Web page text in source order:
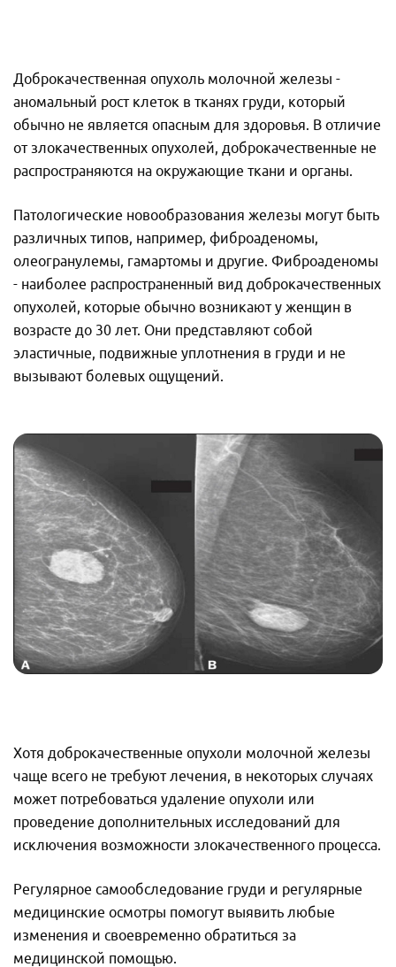
Доброкачественная опухоль молочной железы -
аномальный рост клеток в тканях груди, который
обычно не является опасным для здоровья. В отличие
от злокачественных опухолей, доброкачественные не
распространяются на окружающие ткани и органы.
Патологические новообразования железы могут быть
различных типов, например, фиброаденомы,
олеогранулемы, гамартомы и другие. Фиброаденомы
- наиболее распространенный вид доброкачественных
опухолей, которые обычно возникают у женщин в
возрасте до 30 лет. Они представляют собой
эластичные, подвижные уплотнения в груди и не
вызывают болевых ощущений.
Хотя доброкачественные опухоли молочной железы
чаще всего не требуют лечения, в некоторых случаях
может потребоваться удаление опухоли или
проведение дополнительных исследований для
исключения возможности злокачественного процесса.
Регулярное самообследование груди и регулярные
медицинские осмотры помогут выявить любые
изменения и своевременно обратиться за
медицинской помощью.